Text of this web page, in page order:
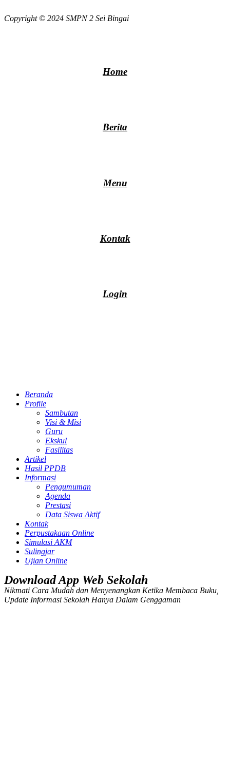
Copyright © 2024 SMPN 2 Sei Bingai
Home
Berita
Menu
Kontak
Login
Beranda
Profile
Sambutan
Visi & Misi
Guru
Ekskul
Fasilitas
Artikel
Hasil PPDB
Informasi
Pengumuman
Agenda
Prestasi
Data Siswa Aktif
Kontak
Perpustakaan Online
Simulasi AKM
Sulingjar
Ujian Online
Download App Web Sekolah
Nikmati Cara Mudah dan Menyenangkan Ketika Membaca Buku,
Update Informasi Sekolah Hanya Dalam Genggaman